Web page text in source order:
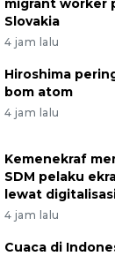
migrant worker
Slovakia
4 jam lalu
Hiroshima
bom atom
4 jam lalu
Kemenekraf
SDM pelaku
lewat
4 jam lalu
Cuaca di